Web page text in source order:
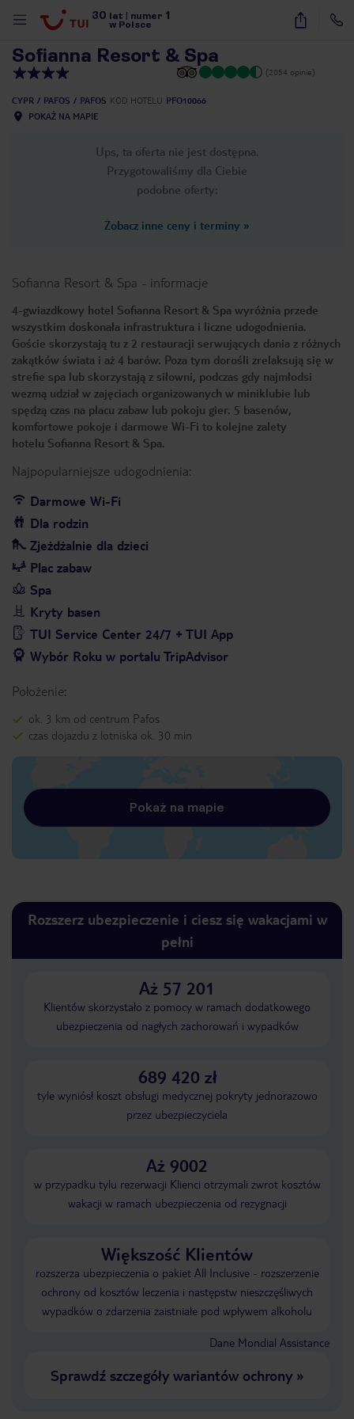
30 lat numer 1
w Polsce
34
Sofianna Resort & Spa
(2054 opinie)
CYPR PAFOS PAFOS KOD HOTELU PFO10066
POKAŻ NA MAPIE
Ups, ta oferta nie jest dostępna.
Przygotowaliśmy dla Ciebie
podobne oferty:
Zobacz inne ceny i terminy »
Sofianna Resort & Spa - informacje
4-gwiazdkowy hotel Sofianna Resort & Spa wyróżnia przede
wszystkim doskonała infrastruktura i liczne udogodnienia.
Goście skorzystają tu z 2 restauracji serwujących dania z różnych
zakątków świata i aż 4 barów. Poza tym dorośli zrelaksują się w
strefie spa lub skorzystają z siłowni, podczas gdy najmłodsi
wezmą udział w zajęciach organizowanych w miniklubie lub
spędzą czas na placu zabaw lub pokoju gier. 5 basenów,
komfortowe pokoje i darmowe Wi-Fi to kolejne zalety
hotelu Sofianna Resort & Spa.
Najpopularniejsze udogodnienia:
Darmowe Wi-Fi
Dla rodzin
Zjeżdżalnie dla dzieci
Plac zabaw
Spa
Kryty basen
TUI Service Center 24/7 + TUI App
Wybór Roku w portalu TripAdvisor
Położenie:
ok. 3 km od centrum Pafos
czas dojazdu z lotniska ok. 30 min
Pokaż na mapie
Rozszerz ubezpieczenie i ciesz się wakacjami w
pełni
Aż 57 201
Klientów skorzystało z pomocy w ramach dodatkowego
ubezpieczenia od nagłych zachorowań i wypadków
689 420 zł
tyle wyniósł koszt obsługi medycznej pokryty jednorazowo
przez ubezpieczyciela
Aż 9002
w przypadku tylu rezerwacji Klienci otrzymali zwrot kosztów
wakacji w ramach ubezpieczenia od rezygnacji
Większość Klientów
rozszerza ubezpieczenia o pakiet All Inclusive - rozszerzenie
ochrony od kosztów leczenia i następstw nieszczęśliwych
wypadków o zdarzenia zaistniałe pod wpływem alkoholu
Dane Mondial Assistance
Sprawdź szczegóły wariantów ochrony»